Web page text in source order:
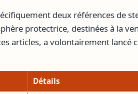
deux références de
protectrice, destinées à la
articles, a volontairement
Détails